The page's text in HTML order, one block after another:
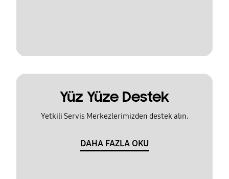
Yüz Yüze Destek
Yetkili Servis Merkezlerimizden destek alın.
DAHA FAZLA OKU